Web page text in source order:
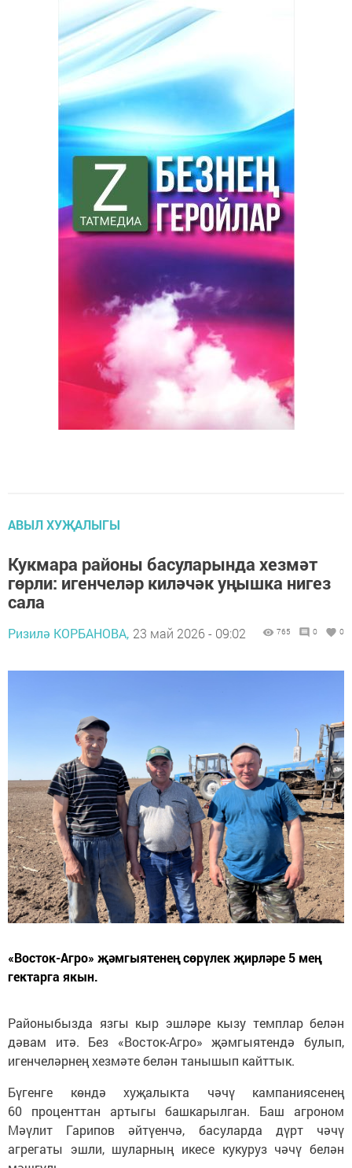
АВЫЛ ХУҖАЛЫГЫ
Кукмара районы басуларында хезмәт
гөрли: игенчеләр киләчәк уңышка нигез
сала
Ризилә КОРБАНОВА, 23 май 2026 - 09:02 765 0 0
«Восток-Агро» җәмгыятенең сөрүлек җирләре 5 мең
гектарга якын.
Районыбызда язгы кыр эшләре кызу темплар белән
дәвам итә. Без «Восток-Агро» җәмгыятендә булып,
игенчеләрнең хезмәте белән танышып кайттык.
Бүгенге көндә хуҗалыкта чәчү кампаниясенең
60 проценттан артыгы башкарылган. Баш агроном
Мәүлит Гарипов әйтүенчә, басуларда дүрт чәчү
агрегаты эшли, шуларның икесе кукуруз чәчү белән